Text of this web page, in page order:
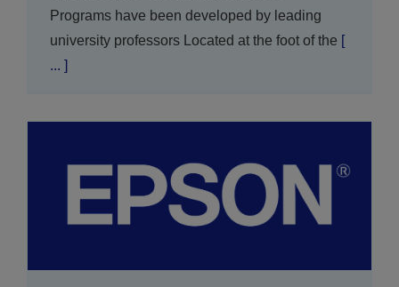
Programs have been developed by leading
university professors Located at the foot of the [
... ]